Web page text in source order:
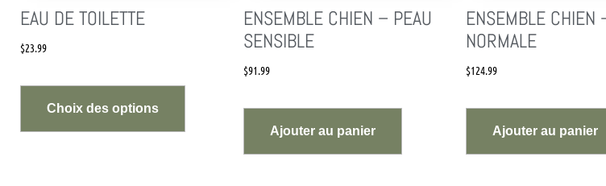
EAU DE TOILETTE
$23.99
Choix des options
ENSEMBLE CHIEN – PEAU
SENSIBLE
$91.99
Ajouter au panier
ENSEMBLE CHIEN
NORMALE
$124.99
Ajouter au panier